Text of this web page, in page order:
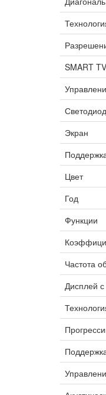
SMART TV
Экран
Цвет
Год
Функции
Частота
Дисплей с